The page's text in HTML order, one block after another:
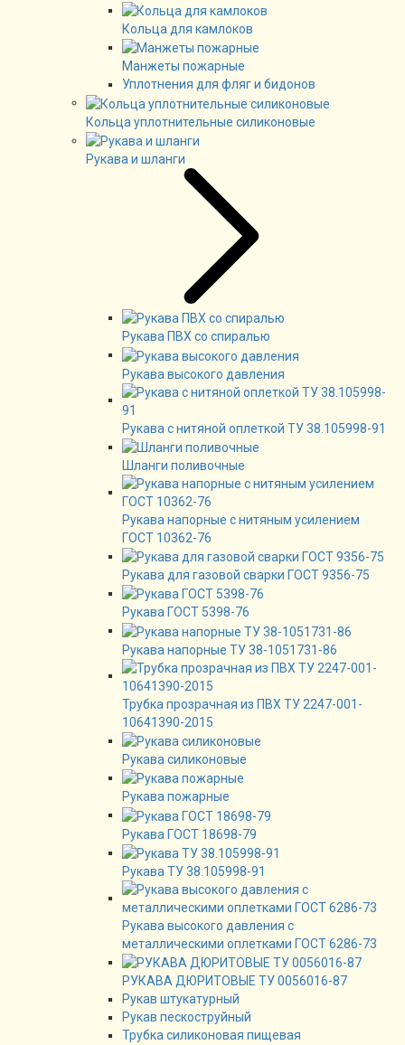
Кольца для камлоков
Манжеты пожарные
Уплотнения для фляг и бидонов
Кольца уплотнительные силиконовые
Рукава и шланги
Рукава ПВХ со спиралью
Рукава высокого давления
Рукава с нитяной оплеткой ТУ 38.105998-91
Шланги поливочные
Рукава напорные с нитяным усилением
ГОСТ 10362-76
Рукава для газовой сварки ГОСТ 9356-75
Рукава ГОСТ 5398-76
Рукава напорные ТУ 38-1051731-86
Трубка прозрачная из ПВХ ТУ 2247-001-
10641390-2015
Рукава силиконовые
Рукава пожарные
Рукава ГОСТ 18698-79
Рукава ТУ 38.105998-91
Рукава высокого давления с
металлическими оплетками ГОСТ 6286-73
РУКАВА ДЮРИТОВЫЕ ТУ 0056016-87
Рукав штукатурный
Рукав пескоструйный
Трубка силиконовая пищевая